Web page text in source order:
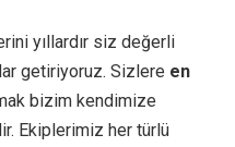
yıllardır siz değerli
getiriyoruz. Sizlere en
bizim kendimize
Ekiplerimiz her türlü